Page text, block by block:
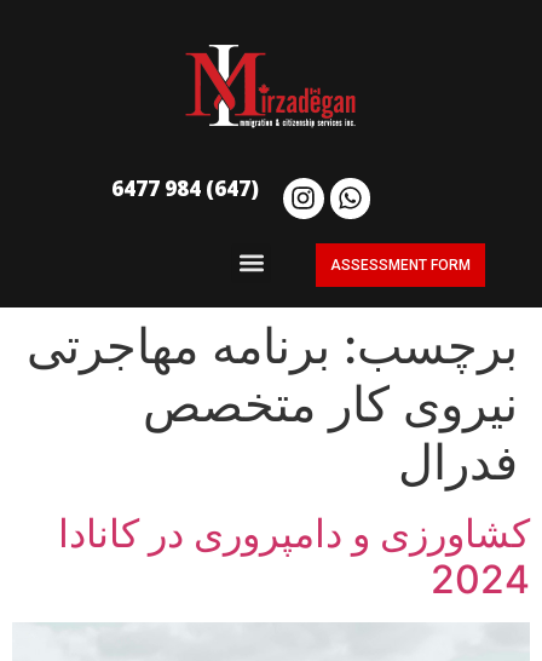
(647) 984 6477
ASSESSMENT FORM
برچسب: برنامه مهاجرتی
نیروی کار متخصص
فدرال
کشاورزی و دامپروری در کانادا
2024